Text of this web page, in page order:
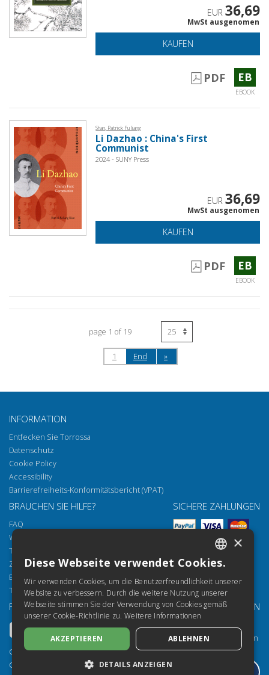
EUR 36,69
MwSt ausgenomen
KAUFEN
PDF EB
EBOOK
Shan, Patrick Fuliang
Li Dazhao : China's First
Communist
2024 - SUNY Press
EUR 36,69
MwSt ausgenomen
KAUFEN
PDF EB
EBOOK
page 1 of 19
1 End »
INFORMATION
Entfecken Sie Torrossa
Datenschutz
Cookie Policy
Accessibility
Barrierefreiheits-Konformitätsbericht (VPAT)
BRAUCHEN SIE HILFE?
FAQ
Wie öffnen Sie unsere Dokumente
Torrossa Reader
Zugriffsmöglichkeiten
Email:helpdesk@torrossa.com
Tel: +39 055 5018800
SICHERE ZAHLUNGEN
FOLGEN SIE UNS
Copyright 2000-2026
Casalini Libri
UNSERE RESSOURCEN
Torrossa für Institutionen
Torrossa Open
Library Services
ITALIAN
SPANISH
FRENCH
ENGLISH
GERMAN
×
Diese Webseite verwendet Cookies.
Wir verwenden Cookies, um die Benutzerfreundlichkeit unserer
Website zu verbessern. Durch die weitere Nutzung unserer
Webseite stimmen Sie der Verwendung von Cookies gemäß
unserer Cookie-Richtlinie zu. Weitere Informationen
AKZEPTIEREN ABLEHNEN
DETAILS ANZEIGEN